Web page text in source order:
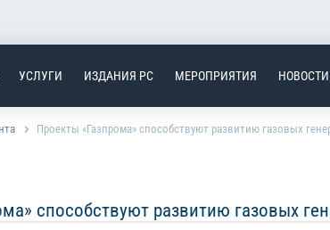
УСЛУГИ ИЗДАНИЯ РС МЕРОПРИЯТИЯ НОВОСТИ
Проекты «Газпрома» способствуют развитию газовых
способствуют развитию газовых